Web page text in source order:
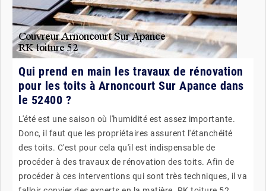
Qui prend en main les travaux de rénovation
pour les toits à Arnoncourt Sur Apance dans
le 52400 ?
L'été est une saison où l'humidité est assez importante.
Donc, il faut que les propriétaires assurent l'étanchéité
des toits. C'est pour cela qu'il est indispensable de
procéder à des travaux de rénovation des toits. Afin de
procéder à ces interventions qui sont très techniques, il va